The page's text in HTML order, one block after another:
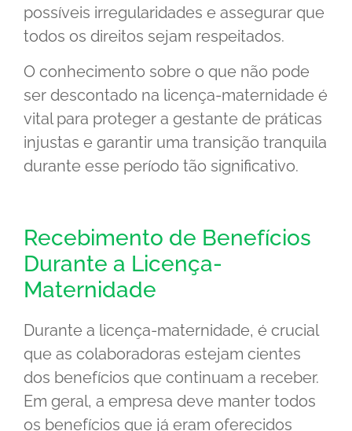
possíveis irregularidades e assegurar que
todos os direitos sejam respeitados.
O conhecimento sobre o que não pode
ser descontado na licença-maternidade é
vital para proteger a gestante de práticas
injustas e garantir uma transição tranquila
durante esse período tão significativo.
Recebimento de Benefícios
Durante a Licença-
Maternidade
Durante a licença-maternidade, é crucial
que as colaboradoras estejam cientes
dos benefícios que continuam a receber.
Em geral, a empresa deve manter todos
os benefícios que já eram oferecidos